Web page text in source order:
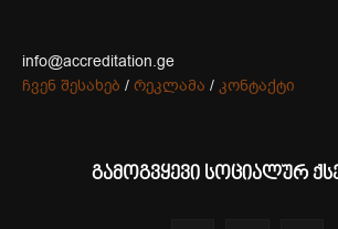
info@accreditation.ge
ჩვენ შესახებ / რეკლამა / კონტაქტი
გამოგვყევი სოციალურ